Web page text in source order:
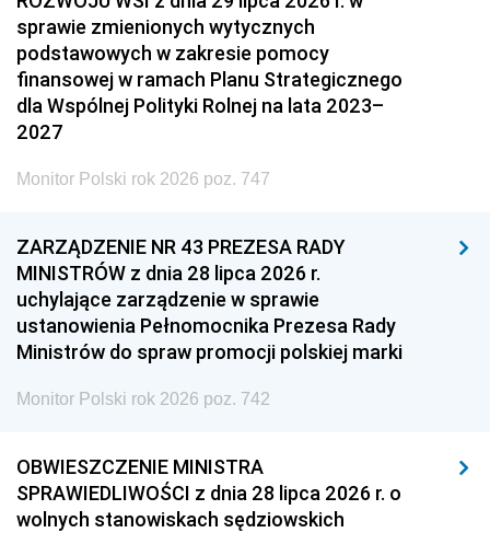
sprawie zmienionych wytycznych
podstawowych w zakresie pomocy
finansowej w ramach Planu Strategicznego
dla Wspólnej Polityki Rolnej na lata 2023–
2027
Monitor Polski rok 2026 poz. 747
ZARZĄDZENIE NR 43 PREZESA RADY
MINISTRÓW z dnia 28 lipca 2026 r.
uchylające zarządzenie w sprawie
ustanowienia Pełnomocnika Prezesa Rady
Ministrów do spraw promocji polskiej marki
Monitor Polski rok 2026 poz. 742
OBWIESZCZENIE MINISTRA
SPRAWIEDLIWOŚCI z dnia 28 lipca 2026 r. o
wolnych stanowiskach sędziowskich